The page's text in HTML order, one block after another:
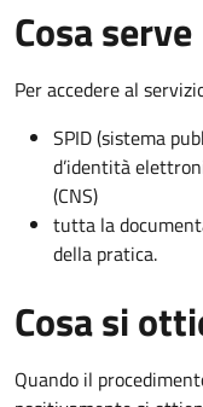
Cosa serve
Per accedere al
SPID (sistema
d’identità
(CNS)
tutta la
della pratica.
Cosa si
Quando il